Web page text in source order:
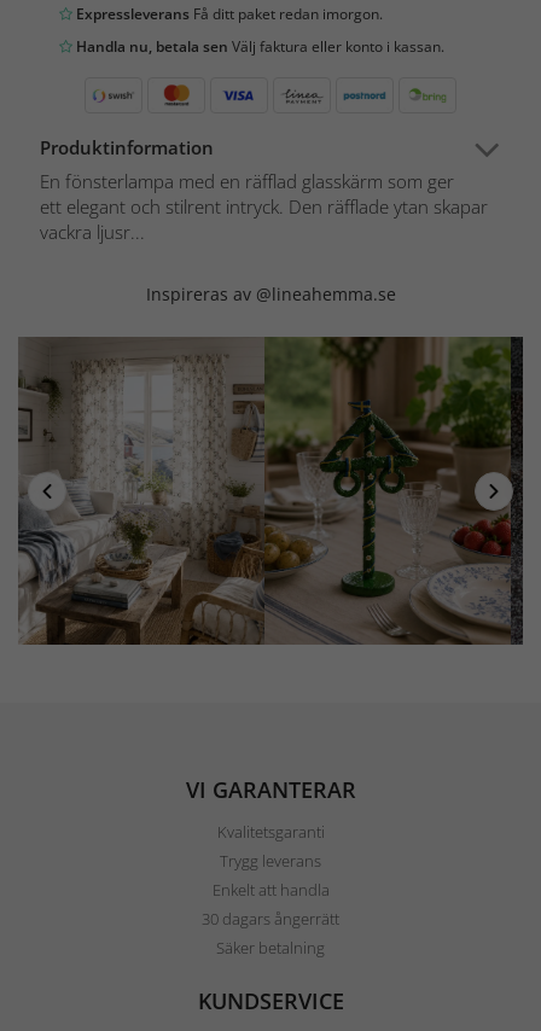
Expressleverans Få ditt paket redan imorgon.
Handla nu, betala sen Välj faktura eller konto i kassan.
Produktinformation
En fönsterlampa med en räfflad glasskärm som ger
ett elegant och stilrent intryck. Den räfflade ytan skapar
vackra ljusr...
Inspireras av @lineahemma.se
VI GARANTERAR
Kvalitetsgaranti
Trygg leverans
Enkelt att handla
30 dagars ångerrätt
Säker betalning
KUNDSERVICE